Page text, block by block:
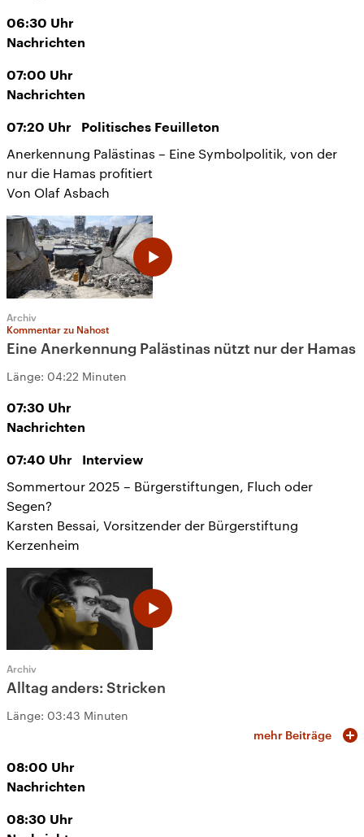
06:30 Uhr
Nachrichten
07:00 Uhr
Nachrichten
07:20 Uhr Politisches Feuilleton
Anerkennung Palästinas – Eine Symbolpolitik, von der
nur die Hamas profitiert
Von Olaf Asbach
Archiv
Kommentar zu Nahost
Eine Anerkennung Palästinas nützt nur der Hamas
Länge: 04:22 Minuten
07:30 Uhr
Nachrichten
07:40 Uhr Interview
Sommertour 2025 – Bürgerstiftungen, Fluch oder
Segen?
Karsten Bessai, Vorsitzender der Bürgerstiftung
Kerzenheim
Archiv
Alltag anders: Stricken
Länge: 03:43 Minuten
mehr Beiträge
08:00 Uhr
Nachrichten
08:30 Uhr